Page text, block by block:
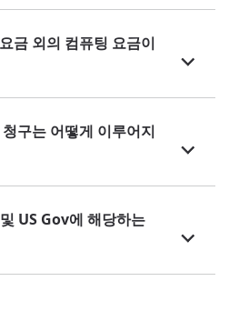
금 외의 컴퓨팅 요금이
구는 어떻게 이루어지
US Gov에 해당하는